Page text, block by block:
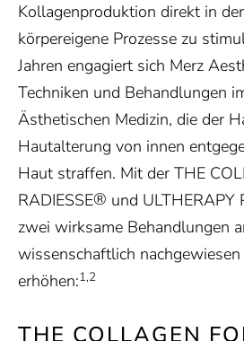
Kollagenproduktion direkt in
körpereigene Prozesse zu
Jahren engagiert sich Merz
Techniken und Behandlungen
Ästhetischen Medizin, die der
Hautalterung von innen
Haut straffen. Mit der THE
RADIESSE® und ULTHERAPY
zwei wirksame Behandlungen
wissenschaftlich
erhöhen:1,2
THE COLLAGEN